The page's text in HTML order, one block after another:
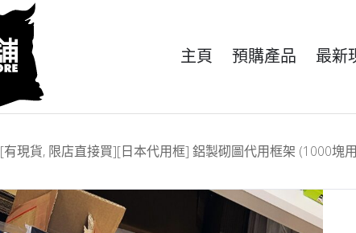
主頁 預購產品 最新
[有現貨, 限店直接買][日本代用框] 鋁製砌圖代用框架 (1000塊